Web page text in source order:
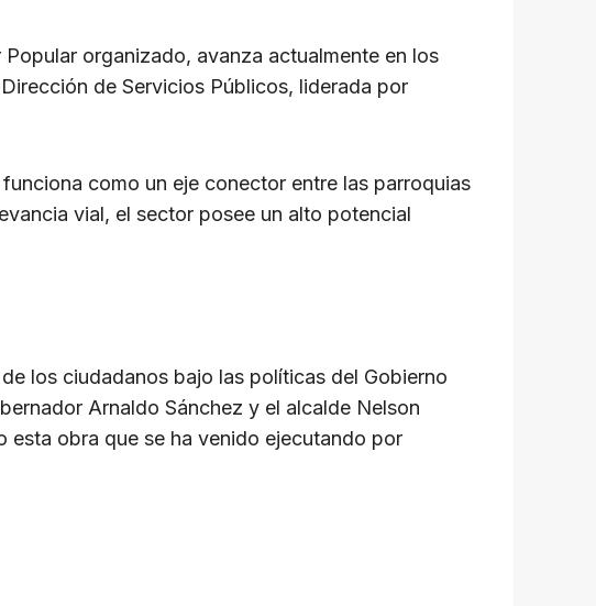
organizado, avanza actualmente en los
de Servicios Públicos, liderada por
como un eje conector entre las parroquias
vial, el sector posee un alto potencial
los ciudadanos bajo las políticas del Gobierno
Arnaldo Sánchez y el alcalde Nelson
esta obra que se ha venido ejecutando por